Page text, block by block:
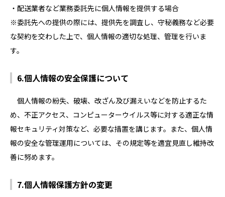
・配送業者など業務委託先に個人情報を提供する場合
※委託先への提供の際には、提供先を調査し、守秘義務など必要
な契約を交わした上で、個人情報の適切な処理、管理を行いま
す。
6.個人情報の安全保護について
個人情報の紛失、破壊、改ざん及び漏えいなどを防止するた
め、不正アクセス、コンピューターウイルス等に対する適正な情
報セキュリティ対策など、必要な措置を講じます。また、個人情
報の安全な管理運用については、その規定等を適宜見直し維持改
善に努めます。
7.個人情報保護方針の変更